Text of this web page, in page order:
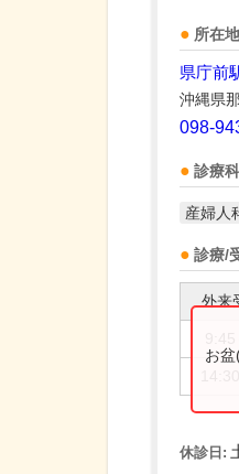
所在
県庁前
沖縄県
098-
診療
産婦人
診療/
外来
お
休診日: